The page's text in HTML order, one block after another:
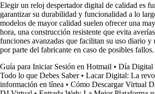
Elegir un reloj despertador digital de calidad es
garantizar su durabilidad y funcionalidad a lo
modelos de mayor calidad suelen ofrecer una
hora, una construcción resistente que evita
funciones avanzadas que facilitan su uso diario y
por parte del fabricante en caso de posibles fallos.
Guía para Iniciar Sesión en Hotmail • Día Digital
Todo lo que Debes Saber• Lacar Digital: La
información en línea • Cómo Descargar Virtual